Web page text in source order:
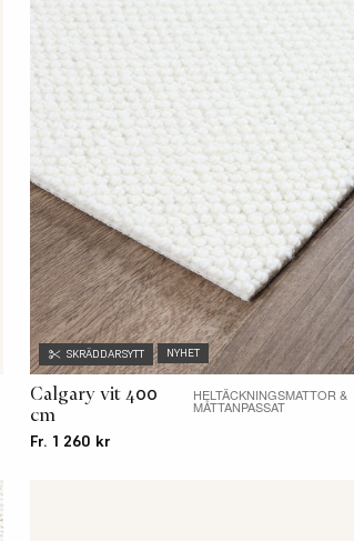
SKRÄDDARSYTT NYHET
Calgary vit 400
cm
HELTÄCKNINGSMATTOR &
MÅTTANPASSAT
Fr. 1 260 kr